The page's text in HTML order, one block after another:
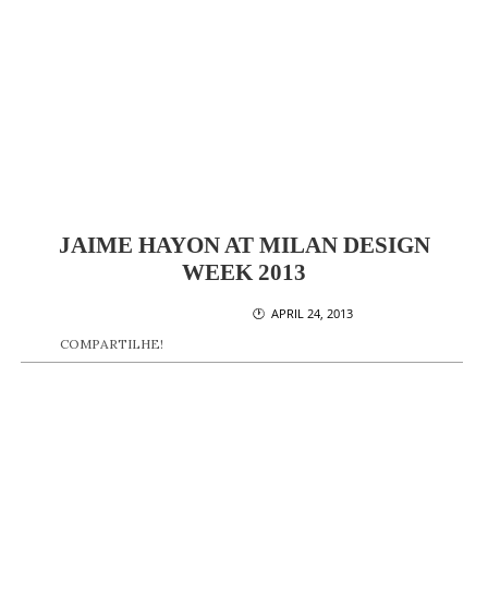
JAIME HAYON AT MILAN DESIGN
WEEK 2013
🕐 APRIL 24, 2013
COMPARTILHE!